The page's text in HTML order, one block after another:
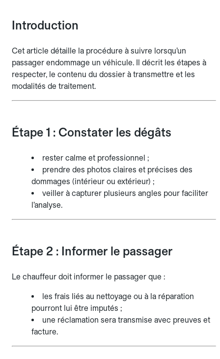
Introduction
Cet article détaille la procédure à suivre lorsqu’un
passager endommage un véhicule. Il décrit les étapes à
respecter, le contenu du dossier à transmettre et les
modalités de traitement.
Étape 1 : Constater les dégâts
rester calme et professionnel ;
prendre des photos claires et précises des
dommages (intérieur ou extérieur) ;
veiller à capturer plusieurs angles pour faciliter
l’analyse.
Étape 2 : Informer le passager
Le chauffeur doit informer le passager que :
les frais liés au nettoyage ou à la réparation
pourront lui être imputés ;
une réclamation sera transmise avec preuves et
facture.